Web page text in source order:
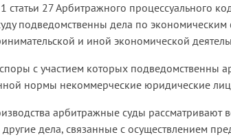
1 статьи 27 Арбитражного процессуального
подведомственны дела по
и иной экономической
с участием которых подведомственны
нормы некоммерческие юридические
арбитражные суды
дела, связанные с осуществлением